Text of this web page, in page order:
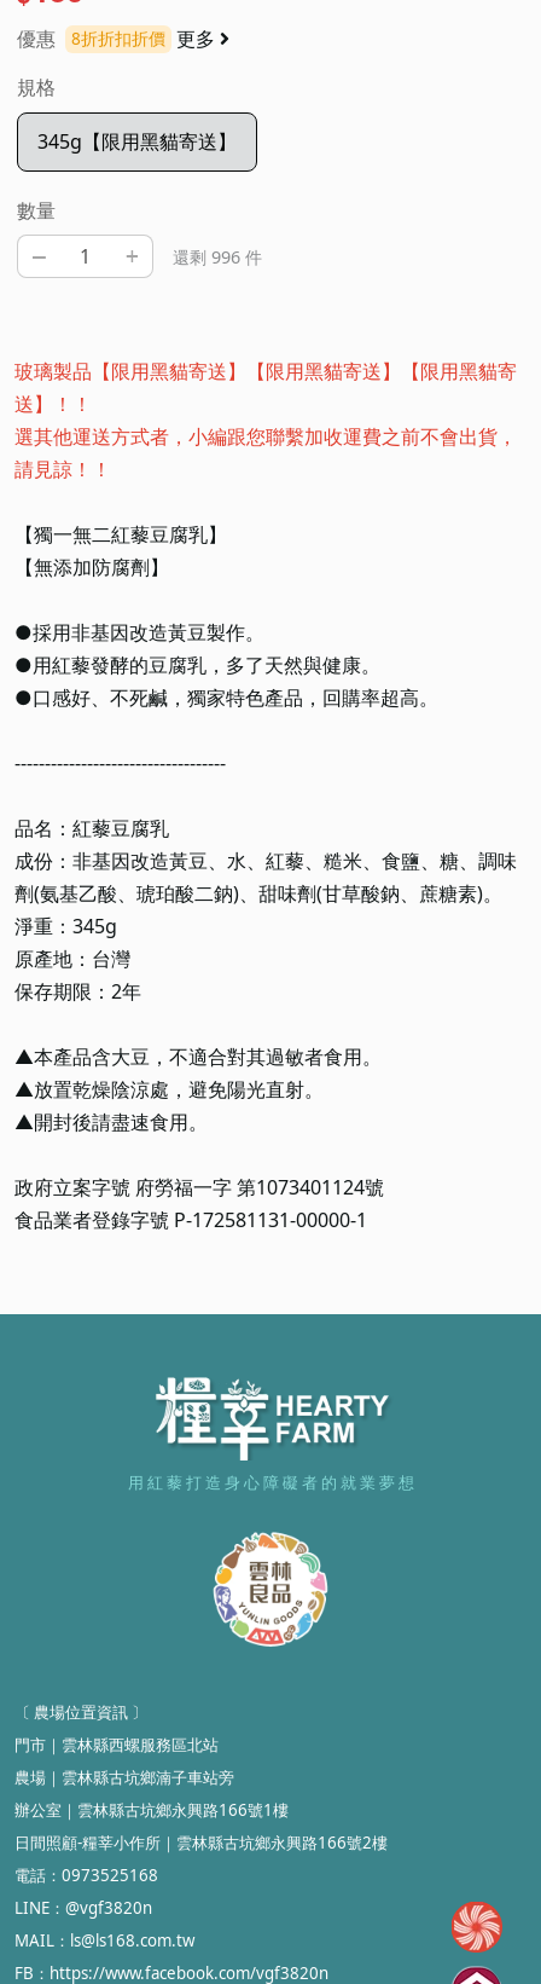
優惠 8折折扣折價 更多
規格
345g【限用黑貓寄送】
數量
– + 還剩 996 件
玻璃製品【限用黑貓寄送】【限用黑貓寄送】【限用黑貓寄
送】！！
選其他運送方式者，小編跟您聯繫加收運費之前不會出貨，
請見諒！！
【獨一無二紅藜豆腐乳】
【無添加防腐劑】
●採用非基因改造黃豆製作。
●用紅藜發酵的豆腐乳，多了天然與健康。
●口感好、不死鹹，獨家特色產品，回購率超高。
-----------------------------------
品名：紅藜豆腐乳
成份：非基因改造黃豆、水、紅藜、糙米、食鹽、糖、調味
劑(氨基乙酸、琥珀酸二鈉)、甜味劑(甘草酸鈉、蔗糖素)。
淨重：345g
原產地：台灣
保存期限：2年
▲本產品含大豆，不適合對其過敏者食用。
▲放置乾燥陰涼處，避免陽光直射。
▲開封後請盡速食用。
政府立案字號 府勞福一字 第1073401124號
食品業者登錄字號 P-172581131-00000-1
用 紅 藜 打 造 身 心 障 礙 者 的 就 業 夢 想
〔 農場位置資訊 〕
門市 ｜雲林縣西螺服務區北站
農場 ｜ 雲林縣古坑鄉湳子車站旁
辦公室 ｜ 雲林縣古坑鄉永興路166號1樓
日間照顧-糧莘小作所 ｜雲林縣古坑鄉永興路166號2樓
電話：0973525168
LINE：@vgf3820n
MAIL ：ls@ls168.com.tw
FB：https://www.facebook.com/vgf3820n